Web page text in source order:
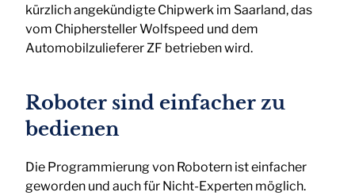
kürzlich angekündigte Chipwerk im Saarland, das
vom Chiphersteller Wolfspeed und dem
Automobilzulieferer ZF betrieben wird.
Roboter sind einfacher zu
bedienen
Die Programmierung von Robotern ist einfacher
geworden und auch für Nicht-Experten möglich.